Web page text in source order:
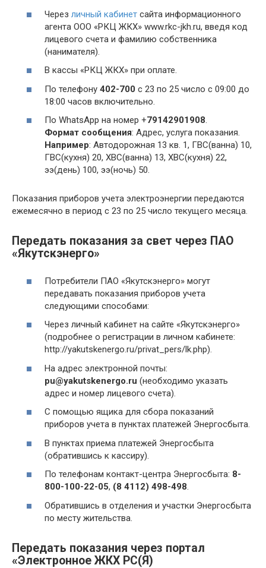
Через личный кабинет сайта информационного
агента ООО «РКЦ ЖКХ» www.rkc-jkh.ru, введя код
лицевого счета и фамилию собственника
(нанимателя).
В кассы «РКЦ ЖКХ» при оплате.
По телефону 402-700 с 23 по 25 число c 09:00 до
18:00 часов включительно.
По WhatsApp на номер +79142901908.
Формат сообщения: Адрес, услуга показания.
Например: Автодорожная 13 кв. 1, ГВС(ванна) 10,
ГВС(кухня) 20, ХВС(ванна) 13, ХВС(кухня) 22,
ээ(день) 100, ээ(ночь) 50.
Показания приборов учета электроэнергии передаются
ежемесячно в период с 23 по 25 число текущего месяца.
Передать показания за свет через ПАО
«Якутскэнерго»
Потребители ПАО «Якутскэнерго» могут
передавать показания приборов учета
следующими способами:
Через личный кабинет на сайте «Якутскэнерго»
(подробнее о регистрации в личном кабинете:
http://yakutskenergo.ru/privat_pers/lk.php).
На адрес электронной почты:
pu@yakutskenergo.ru (необходимо указать
адрес и номер лицевого счета).
С помощью ящика для сбора показаний
приборов учета в пунктах платежей Энергосбыта.
В пунктах приема платежей Энергосбыта
(обратившись к кассиру).
По телефонам контакт-центра Энергосбыта: 8-
800-100-22-05, (8 4112) 498-498.
Обратившись в отделения и участки Энергосбыта
по месту жительства.
Передать показания через портал
«Электронное ЖКХ РС(Я)